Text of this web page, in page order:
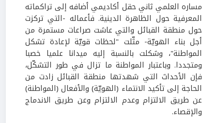
مساره العلمي ثاني حقل أكاديمي أضافه إلى تراكماته
المعرفية حول الظاهرة الدينية. فأعماله -التي تركزت
حول منطقة القبائل والتي عاشت صراعات مستمرة من
أجل بناء الهويّة- مثّلت "لحظات قويّة لإعادة تشكل
المواطنة"، وشكلت بالنسبة إليه ميدانا علميا خصبا
ومتجددا. وباعتبار المواطنة ما تزال في طور التشكّل،
فإن الأحداث التي شهدتها منطقة القبائل زادت من
الحاجة إلى تأكيد الانتماء (الهويّة) والأفعال (المواطنة)
عن طريق الالتزام وعدم الالتزام وعن طريق الاندماج
والإقصاء.